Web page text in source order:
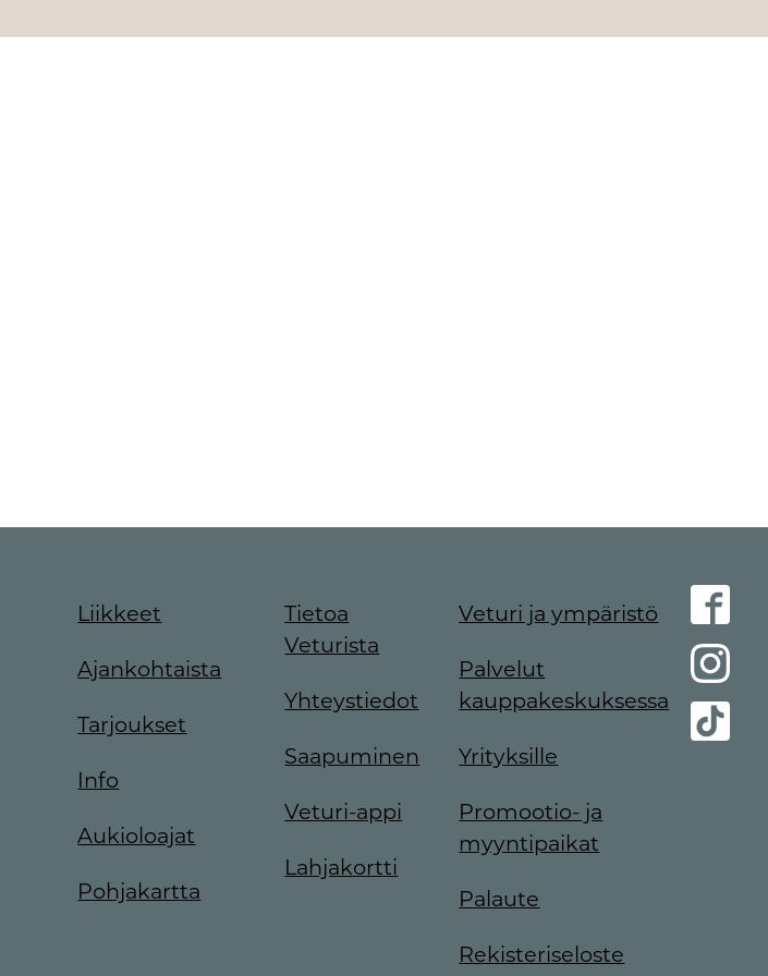
Liikkeet
Ajankohtaista
Tarjoukset
Info
Aukioloajat
Pohjakartta
Tietoa
Veturista
Yhteystiedot
Saapuminen
Veturi-appi
Lahjakortti
Veturi ja ympäristö
Palvelut
kauppakeskuksessa
Yrityksille
Promootio- ja
myyntipaikat
Palaute
Rekisteriseloste